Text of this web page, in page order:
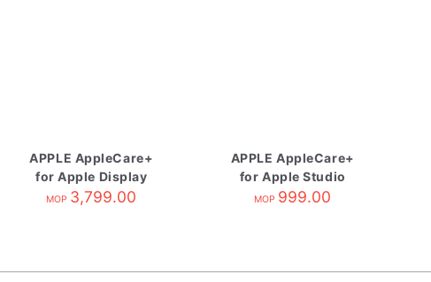
APPLE AppleCare+
for Apple Display
MOP 3,799.00
APPLE AppleCare+
for Apple Studio
Display
MOP 999.00